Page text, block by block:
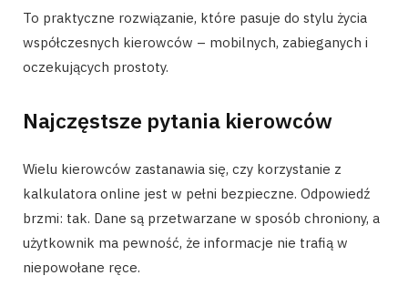
To praktyczne rozwiązanie, które pasuje do stylu życia
współczesnych kierowców – mobilnych, zabieganych i
oczekujących prostoty.
Najczęstsze pytania kierowców
Wielu kierowców zastanawia się, czy korzystanie z
kalkulatora online jest w pełni bezpieczne. Odpowiedź
brzmi: tak. Dane są przetwarzane w sposób chroniony, a
użytkownik ma pewność, że informacje nie trafią w
niepowołane ręce.